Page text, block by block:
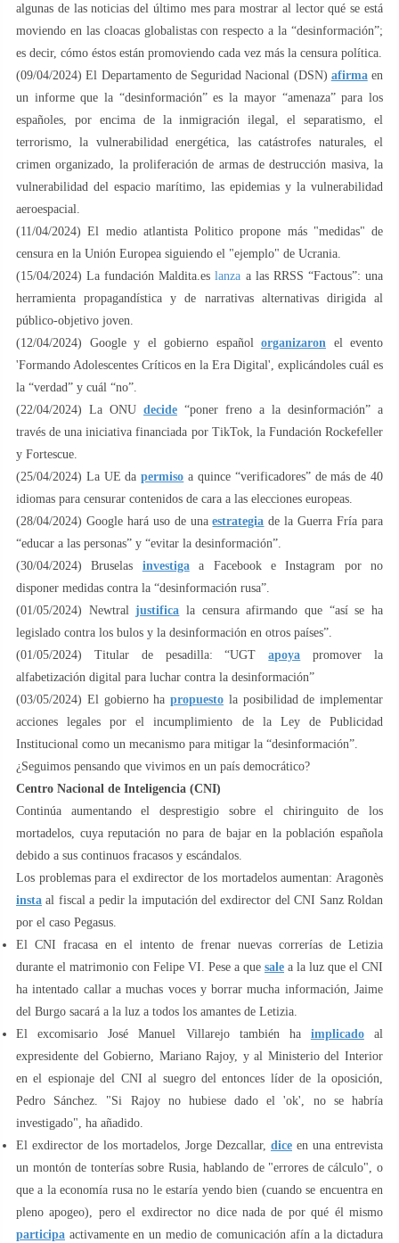
algunas de las noticias del último mes para mostrar al lector qué se está
moviendo en las cloacas globalistas con respecto a la “desinformación”;
es decir, cómo éstos están promoviendo cada vez más la censura política.
(09/04/2024) El Departamento de Seguridad Nacional (DSN) afirmaen
un informe que la “desinformación” es la mayor “amenaza” para los
españoles, por encima de la inmigración ilegal, el separatismo, el
terrorismo, la vulnerabilidad energética, las catástrofes naturales, el
crimen organizado, la proliferación de armas de destrucción masiva, la
vulnerabilidad del espacio marítimo, las epidemias y la vulnerabilidad
aeroespacial.
(11/04/2024) El medio atlantista Politico propone más "medidas" de
censura en la Unión Europea siguiendo el "ejemplo" de Ucrania.
(15/04/2024) La fundación Maldita.eslanza a las RRSS “Factous”: una
herramienta propagandística y de narrativas alternativas dirigida al
público-objetivo joven.
(12/04/2024) Google y el gobierno español organizaron el evento
'Formando Adolescentes Críticos en la Era Digital', explicándoles cuál es
la “verdad” y cuál “no”.
(22/04/2024) La ONU decide “poner freno a la desinformación” a
través de una iniciativa financiada por TikTok, la Fundación Rockefeller
y Fortescue.
(25/04/2024) La UE dapermiso a quince “verificadores” de más de 40
idiomas para censurar contenidos de cara a las elecciones europeas.
(28/04/2024) Google hará uso de unaestrategia de la Guerra Fría para
“educar a las personas” y “evitar la desinformación”.
(30/04/2024) Bruselas investigaa Facebook e Instagram por no
disponer medidas contra la “desinformación rusa”.
(01/05/2024) Newtraljustifica la censura afirmando que “así se ha
legislado contra los bulos y la desinformación en otros países”.
(01/05/2024) Titular de pesadilla: “UGTapoya promover la
alfabetización digital para luchar contra la desinformación”
(03/05/2024) El gobierno ha propuesto la posibilidad de implementar
acciones legales por el incumplimiento de la Ley de Publicidad
Institucional como un mecanismo para mitigar la “desinformación”.
¿Seguimos pensando que vivimos en un país democrático?
Centro Nacional de Inteligencia (CNI)
Continúa aumentando el desprestigio sobre el chiringuito de los
mortadelos, cuya reputación no para de bajar en la población española
debido a sus continuos fracasos y escándalos.
Los problemas para el exdirector de los mortadelos aumentan: Aragonès
insta al fiscal a pedir la imputación del exdirector del CNI Sanz Roldan
por el caso Pegasus.
El CNI fracasa en el intento de frenar nuevas correrías de Letizia
durante el matrimonio con Felipe VI. Pese a que sale a la luz que el CNI
ha intentado callar a muchas voces y borrar mucha información, Jaime
del Burgo sacará a la luz a todos los amantes de Letizia.
El excomisario José Manuel Villarejo también ha implicadoal
expresidente del Gobierno, Mariano Rajoy, y al Ministerio del Interior
en el espionaje del CNI al suegro del entonces líder de la oposición,
Pedro Sánchez. "Si Rajoy no hubiese dado el 'ok', no se habría
investigado", ha añadido.
El exdirector de los mortadelos, Jorge Dezcallar, dice en una entrevista
un montón de tonterías sobre Rusia, hablando de "errores de cálculo", o
que a la economía rusa no le estaría yendo bien (cuando se encuentra en
pleno apogeo), pero el exdirector no dice nada de por qué él mismo
participa activamente en un medio de comunicación afín a la dictadura